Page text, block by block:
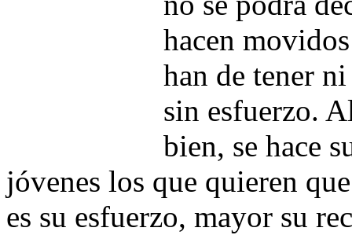
hacen
han de tener
sin esfuerzo.
bien, se hace
jóvenes los que quieren
es su esfuerzo, mayor su